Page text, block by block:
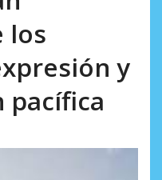
los
y
pacífica